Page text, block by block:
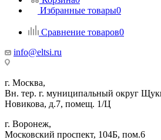
Избранные товары0
Сравнение товаров0
info@eltsi.ru
г. Москва,
Вн. тер. г. муниципальный округ
Новикова, д.7, помещ. 1/Ц
г. Воронеж,
​Московский проспект, 104Б, пом.6